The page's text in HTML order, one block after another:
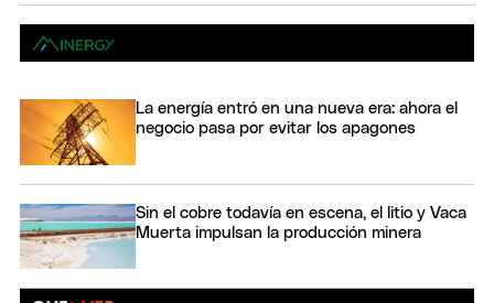
La energía entró en una nueva era: ahora el
negocio pasa por evitar los apagones
Sin el cobre todavía en escena, el litio y Vaca
Muerta impulsan la producción minera